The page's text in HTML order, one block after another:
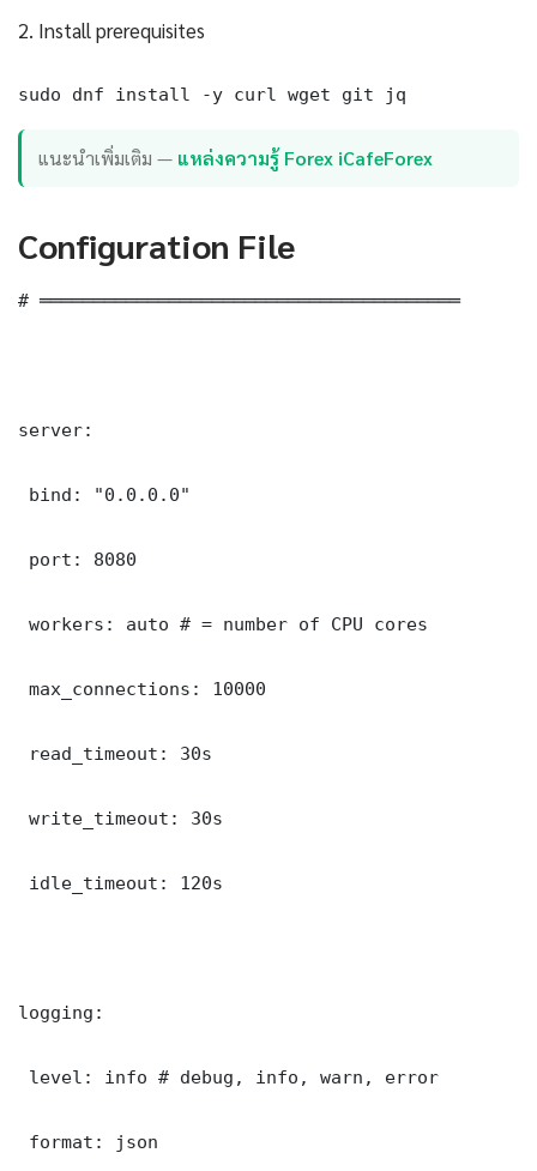
2. Install prerequisites
sudo dnf install -y curl wget git jq
แนะนำเพิ่มเติม — แหล่งความรู้ Forex iCafeForex
Configuration File
# ═══════════════════════════════════════
server:
bind: "0.0.0.0"
port: 8080
workers: auto # = number of CPU cores
max_connections: 10000
read_timeout: 30s
write_timeout: 30s
idle_timeout: 120s
logging:
level: info # debug, info, warn, error
format: json